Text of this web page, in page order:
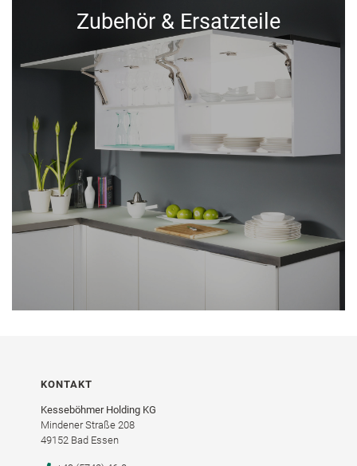
Zubehör & Ersatzteile
KONTAKT
Kesseböhmer Holding KG
Mindener Straße 208
49152 Bad Essen